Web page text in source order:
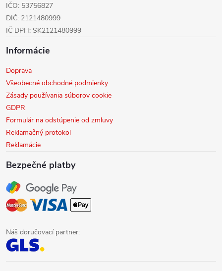
IČO: 53756827
DIČ: 2121480999
IČ DPH: SK2121480999
Informácie
Doprava
Všeobecné obchodné podmienky
Zásady používania súborov cookie
GDPR
Formulár na odstúpenie od zmluvy
Reklamačný protokol
Reklamácie
Bezpečné platby
Náš doručovací partner: